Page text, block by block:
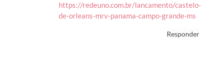
https://redeuno.com.br/lancamento/castelo-
de-orleans-mrv-panama-campo-grande-ms
Responder